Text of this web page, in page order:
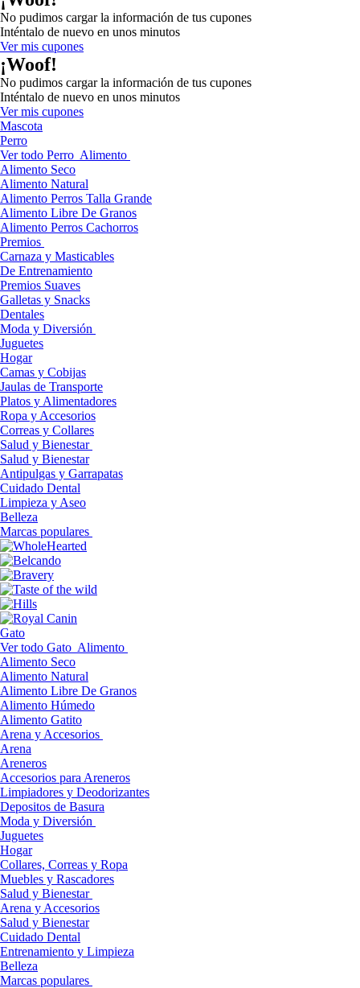
No pudimos cargar la información de tus cupones
Inténtalo de nuevo en unos minutos
Ver mis cupones
¡Woof!
No pudimos cargar la información de tus cupones
Inténtalo de nuevo en unos minutos
Ver mis cupones
Mascota
Perro
Ver todo Perro Alimento
Alimento Seco
Alimento Natural
Alimento Perros Talla Grande
Alimento Libre De Granos
Alimento Perros Cachorros
Premios
Carnaza y Masticables
De Entrenamiento
Premios Suaves
Galletas y Snacks
Dentales
Moda y Diversión
Juguetes
Hogar
Camas y Cobijas
Jaulas de Transporte
Platos y Alimentadores
Ropa y Accesorios
Correas y Collares
Salud y Bienestar
Salud y Bienestar
Antipulgas y Garrapatas
Cuidado Dental
Limpieza y Aseo
Belleza
Marcas populares
Gato
Ver todo Gato Alimento
Alimento Seco
Alimento Natural
Alimento Libre De Granos
Alimento Húmedo
Alimento Gatito
Arena y Accesorios
Arena
Areneros
Accesorios para Areneros
Limpiadores y Deodorizantes
Depositos de Basura
Moda y Diversión
Juguetes
Hogar
Collares, Correas y Ropa
Muebles y Rascadores
Salud y Bienestar
Arena y Accesorios
Salud y Bienestar
Cuidado Dental
Entrenamiento y Limpieza
Belleza
Marcas populares